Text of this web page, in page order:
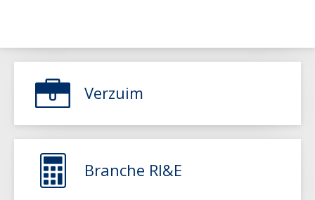
Verzuim
Lees meer
Branche RI&E